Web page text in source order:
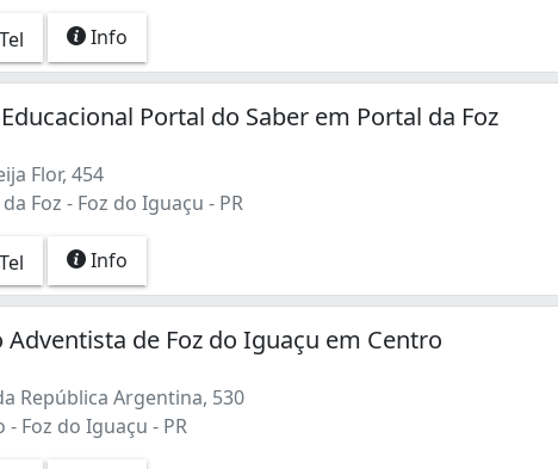
Info
Portal do Saber em Portal da Foz
Flor, 454
Foz - Foz do Iguaçu - PR
Info
Adventista de Foz do Iguaçu em Centro
República Argentina, 530
- Foz do Iguaçu - PR